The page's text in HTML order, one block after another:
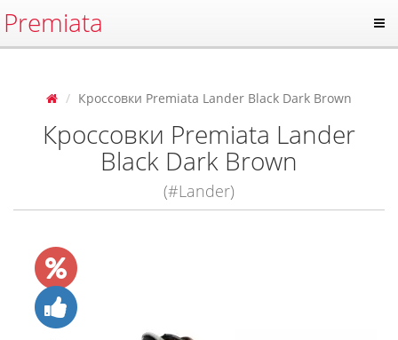
Premiata
Кроссовки Premiata Lander Black Dark Brown
Кроссовки Premiata Lander
Black Dark Brown
(#Lander)